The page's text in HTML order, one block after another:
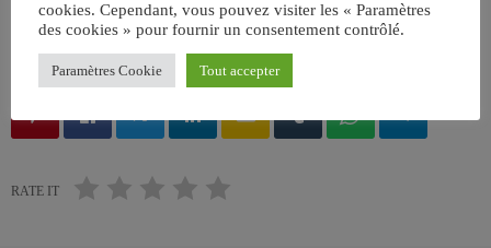
ÉCRIT PAR:JEAN-CLAUDE
email
RATE IT
cookies. Cependant, vous pouvez visiter les « Paramètres
des cookies » pour fournir un consentement contrôlé.
Paramètres Cookie Tout accepter